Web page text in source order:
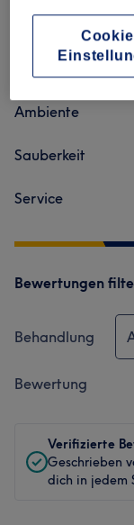
4,8
Ambiente
Sauberkeit
Service
Bewertungen
Behandlung
Bewertung
Verifizierte
Geschrieben
dich in jedem